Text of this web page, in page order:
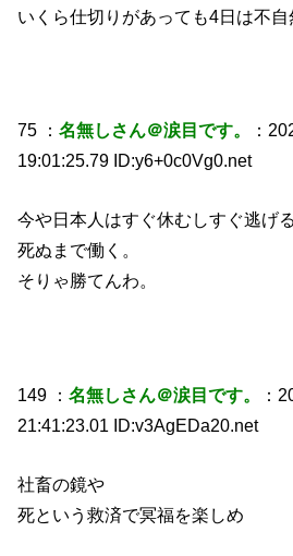
いくら仕切りがあっても4日は不自
75 ：名無しさん＠涙目です。
：
19:01:25.79 ID:y6+0c0Vg0.net
今や日本人はすぐ休むしすぐ逃げ
死ぬまで働く。
そりゃ勝てんわ。
149 ：名無しさん＠涙目です。
：
21:41:23.01 ID:v3AgEDa20.net
社畜の鏡や
死という救済で冥福を楽しめ